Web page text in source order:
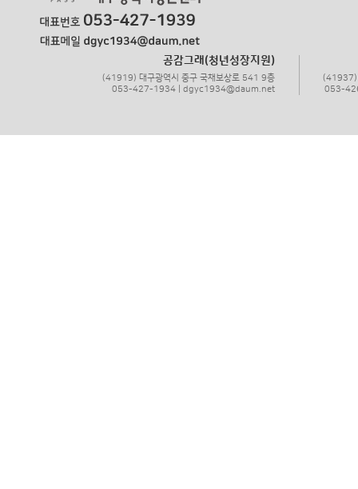
공감그래(청년성장지원)
(41919) 대구광역시 중구 국채보상로 541 9층
053-427-1934 | dgyc1934@daum.net
(41937)
053-